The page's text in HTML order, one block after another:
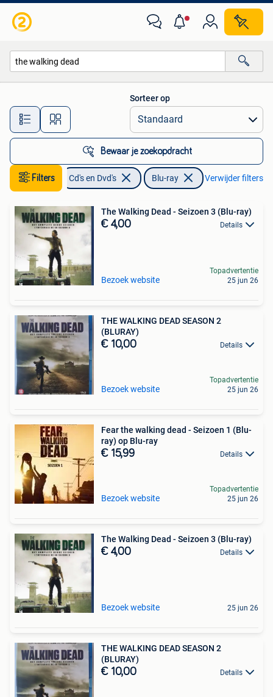
Alle afstanden…
Sorteer op
Bewaar je zoekopdracht
Filters Cd's en Dvd's Blu-ray Verwijder filters
The Walking Dead - Seizoen 3 (Blu-ray)
€ 4,00 Details
Bezoek website
Topadvertentie
25 jun 26
THE WALKING DEAD SEASON 2
(BLURAY)
€ 10,00 Details
Bezoek website
Topadvertentie
25 jun 26
Fear the walking dead - Seizoen 1 (Blu-
ray) op Blu-ray
€ 15,99 Details
Bezoek website
Topadvertentie
25 jun 26
The Walking Dead - Seizoen 3 (Blu-ray)
€ 4,00 Details
Bezoek website 25 jun 26
THE WALKING DEAD SEASON 2
(BLURAY)
€ 10,00 Details